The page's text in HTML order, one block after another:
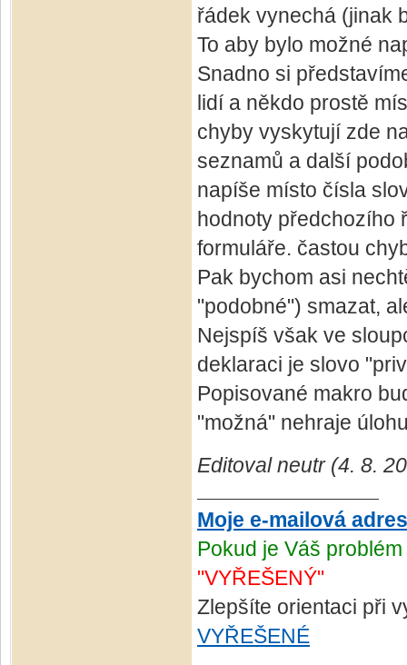
řádek vynechá (jinak
To aby bylo možné
Snadno si
lidí a někdo prostě
chyby vyskytují zde
seznamů a další
napíše místo čísla
hodnoty předchozího
formuláře. častou
Pak bychom asi
"podobné") smazat,
Nejspíš však ve
deklaraci je slovo
Popisované makro
"možná" nehraje
Editoval neutr (4. 8.
Moje e-mailová
Pokud je Váš
"VYŘEŠENÝ"
Zlepšíte orientaci při
VYŘEŠENÉ